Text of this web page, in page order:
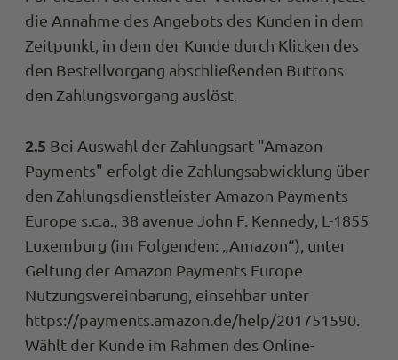
die Annahme des Angebots des Kunden in dem
Zeitpunkt, in dem der Kunde durch Klicken des
den Bestellvorgang abschließenden Buttons
den Zahlungsvorgang auslöst.
2.5 Bei Auswahl der Zahlungsart "Amazon
Payments" erfolgt die Zahlungsabwicklung über
den Zahlungsdienstleister Amazon Payments
Europe s.c.a., 38 avenue John F. Kennedy, L-1855
Luxemburg (im Folgenden: „Amazon“), unter
Geltung der Amazon Payments Europe
Nutzungsvereinbarung, einsehbar unter
https://payments.amazon.de/help/201751590.
Wählt der Kunde im Rahmen des Online-